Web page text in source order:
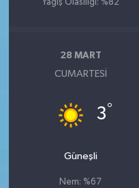
Yağış Olasılığı: %82
28 MART
CUMARTESI
3°
Güneşli
Nem: %67